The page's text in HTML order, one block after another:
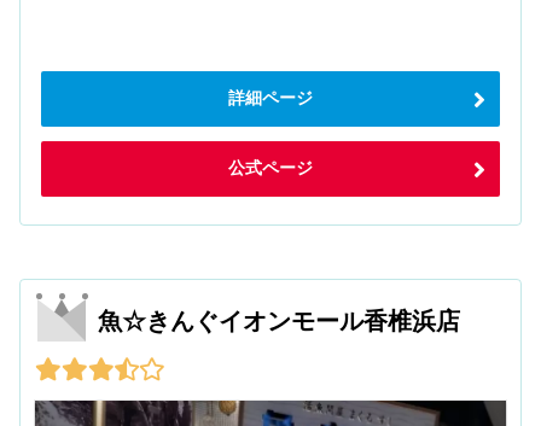
詳細ページ
公式ページ
魚☆きんぐイオンモール香椎浜店